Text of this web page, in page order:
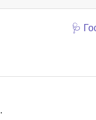
🩺
.